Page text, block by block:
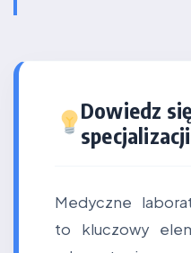
Dowiedz
specjalizacji
Medyczne
to kluczowy